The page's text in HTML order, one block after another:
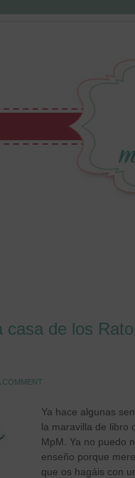
casa de los
COMMENT
Ya hace algunas
la maravilla de libro
MpM. Ya no puedo
enseño porque
que os hagáis con